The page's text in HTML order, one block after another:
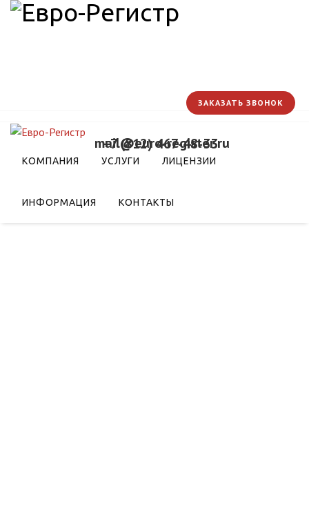
+7 (812) 467-48-33
mail@euro-register.ru
ЗАКАЗАТЬ ЗВОНОК
КОМПАНИЯ УСЛУГИ ЛИЦЕНЗИИ
ИНФОРМАЦИЯ КОНТАКТЫ